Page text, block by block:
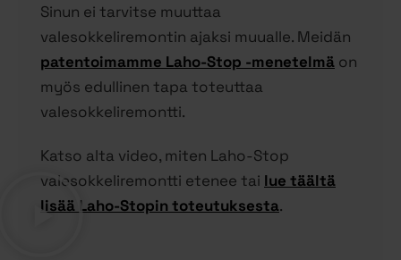
Sinun ei tarvitse muuttaa
valesokkeliremontin ajaksi muualle. Meidän
patentoimamme Laho-Stop -menetelmä on
myös edullinen tapa toteuttaa
valesokkeliremontti.
Katso alta video, miten Laho-Stop
valesokkeliremontti etenee tai lue täältä
lisää Laho-Stopin toteutuksesta.